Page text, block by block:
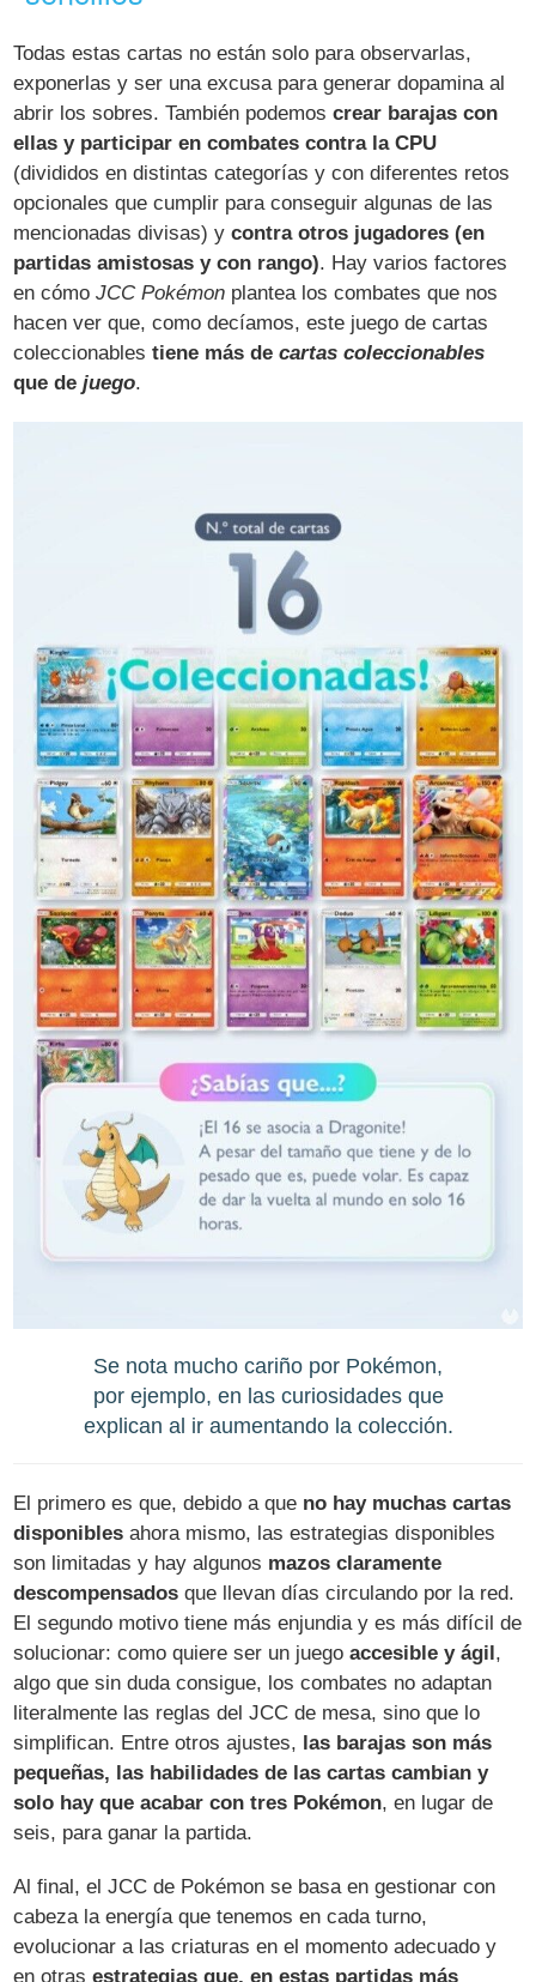
Todas estas cartas no están solo para observarlas,
exponerlas y ser una excusa para generar dopamina al
abrir los sobres. También podemoscrear barajas con
ellas y participar en combates contra la CPU
(divididos en distintas categorías y con diferentes retos
opcionales que cumplir para conseguir algunas de las
mencionadas divisas) ycontra otros jugadores (en
partidas amistosas y con rango). Hay varios factores
en cómoJCC Pokémon plantea los combates que nos
hacen ver que, como decíamos, este juego de cartas
coleccionablestiene más decartas coleccionables
que dejuego.
Se nota mucho cariño por Pokémon,
por ejemplo, en las curiosidades que
explican al ir aumentando la colección.
El primero es que, debido a que no hay muchas cartas
disponibles ahora mismo, las estrategias disponibles
son limitadas y hay algunos mazos claramente
descompensados que llevan días circulando por la red.
El segundo motivo tiene más enjundia y es más difícil de
solucionar: como quiere ser un juegoaccesible y ágil,
algo que sin duda consigue, los combates no adaptan
literalmente las reglas del JCC de mesa, sino que lo
simplifican. Entre otros ajustes, las barajas son más
pequeñas, las habilidades de las cartas cambian y
solo hay que acabar con tres Pokémon, en lugar de
seis, para ganar la partida.
Al final, el JCC de Pokémon se basa en gestionar con
cabeza la energía que tenemos en cada turno,
evolucionar a las criaturas en el momento adecuado y
en otrasestrategias que, en estas partidas más